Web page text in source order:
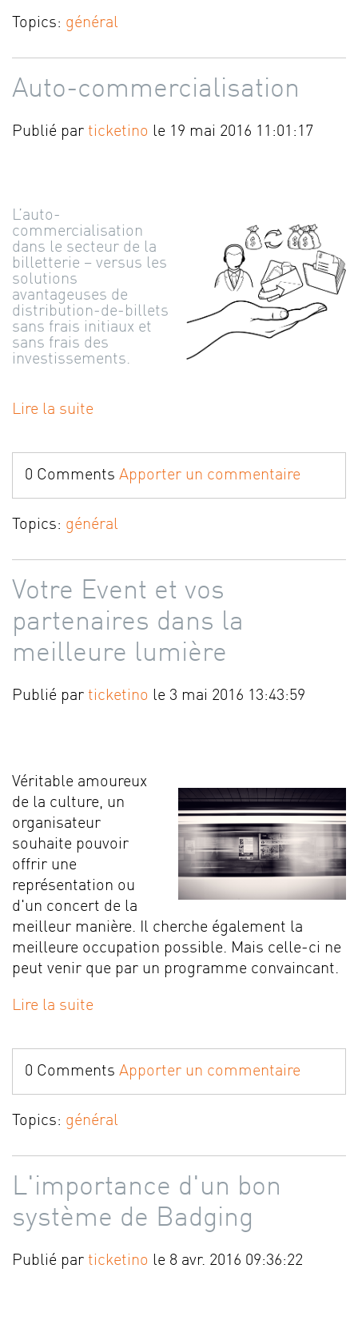
Topics: général
Auto-commercialisation
Publié par ticketino le 19 mai 2016 11:01:17
L’auto-
commercialisation
dans le secteur de la
billetterie – versus les
solutions
avantageuses de
distribution-de-billets
sans frais initiaux et
sans frais des
investissements.
Lire la suite
0 Comments Apporter un commentaire
Topics: général
Votre Event et vos
partenaires dans la
meilleure lumière
Publié par ticketino le 3 mai 2016 13:43:59
Véritable amoureux
de la culture, un
organisateur
souhaite pouvoir
offrir une
représentation ou
d'un concert de la
meilleur manière. Il cherche également la
meilleure occupation possible. Mais celle-ci ne
peut venir que par un programme convaincant.
Lire la suite
0 Comments Apporter un commentaire
Topics: général
L'importance d'un bon
système de Badging
Publié par ticketino le 8 avr. 2016 09:36:22